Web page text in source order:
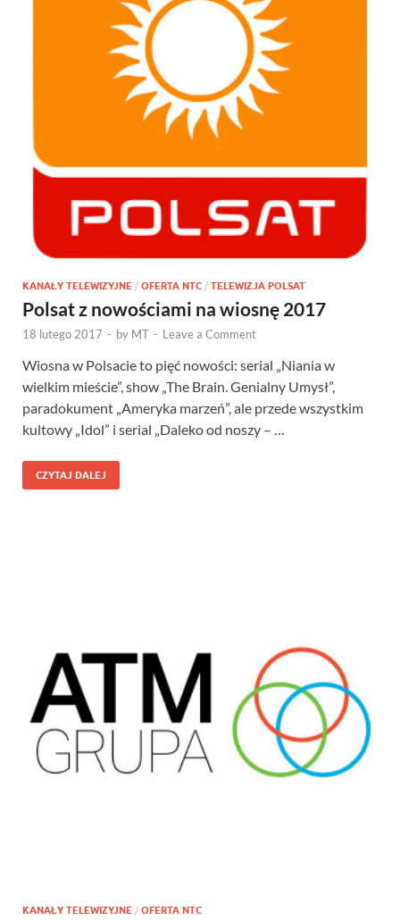
KANAŁY TELEWIZYJNE / OFERTA NTC / TELEWIZJA POLSAT
Polsat z nowościami na wiosnę 2017
18 lutego 2017 - by MT - Leave a Comment
Wiosna w Polsacie to pięć nowości: serial „Niania w
wielkim mieście”, show „The Brain. Genialny Umysł”,
paradokument „Ameryka marzeń”, ale przede wszystkim
kultowy „Idol” i serial „Daleko od noszy – …
CZYTAJ DALEJ
KANAŁY TELEWIZYJNE / OFERTA NTC